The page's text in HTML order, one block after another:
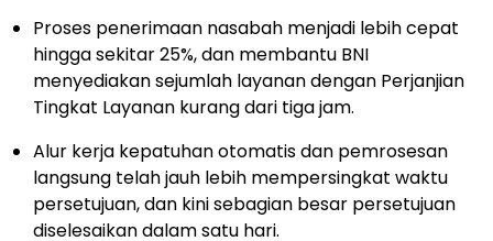
Proses penerimaan nasabah menjadi lebih cepat
hingga sekitar 25%, dan membantu BNI
menyediakan sejumlah layanan dengan Perjanjian
Tingkat Layanan kurang dari tiga jam.
Alur kerja kepatuhan otomatis dan pemrosesan
langsung telah jauh lebih mempersingkat waktu
persetujuan, dan kini sebagian besar persetujuan
diselesaikan dalam satu hari.